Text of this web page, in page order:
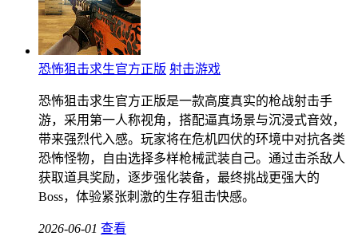
恐怖狙击求生官方正版 射击游戏
恐怖狙击求生官方正版是一款高度真实的枪战射击手
游，采用第一人称视角，搭配逼真场景与沉浸式音效，
带来强烈代入感。玩家将在危机四伏的环境中对抗各类
恐怖怪物，自由选择多样枪械武装自己。通过击杀敌人
获取道具奖励，逐步强化装备，最终挑战更强大的
Boss，体验紧张刺激的生存狙击快感。
2026-06-01 查看